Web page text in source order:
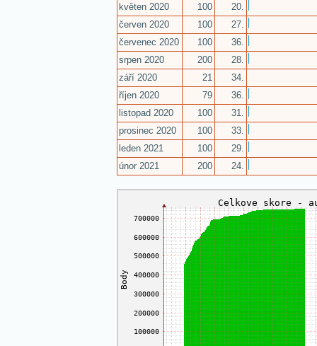
květen 2020
100
20.
červen 2020
100
27.
červenec 2020
100
36.
srpen 2020
200
28.
září 2020
21
34.
říjen 2020
79
36.
listopad 2020
100
31.
prosinec 2020
100
33.
leden 2021
100
29.
únor 2021
200 24.